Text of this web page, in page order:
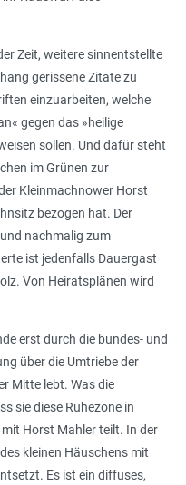
Zeit, weitere sinnentstellte
gerissene Zitate zu
einzuarbeiten, welche
gegen das »heilige
sollen. Und dafür steht
im Grünen zur
Kleinmachnower Horst
bezogen hat. Der
nachmalig zum
ist jedenfalls Dauergast
Von Heiratsplänen wird
erst durch die bundes- und
über die Umtriebe der
Mitte lebt. Was die
sie diese Ruhezone in
Horst Mahler teilt. In der
kleinen Häuschens mit
Es ist ein diffuses,